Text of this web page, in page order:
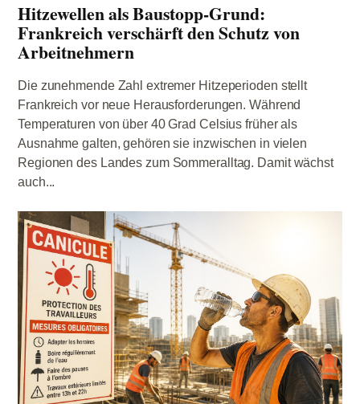
Hitzewellen als Baustopp-Grund:
Frankreich verschärft den Schutz von
Arbeitnehmern
Die zunehmende Zahl extremer Hitzeperioden stellt
Frankreich vor neue Herausforderungen. Während
Temperaturen von über 40 Grad Celsius früher als
Ausnahme galten, gehören sie inzwischen in vielen
Regionen des Landes zum Sommeralltag. Damit wächst
auch...